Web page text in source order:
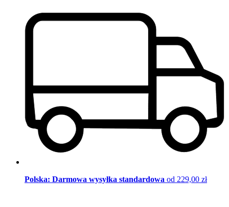
Polska: Darmowa wysyłka standardowa od 229,00 zł